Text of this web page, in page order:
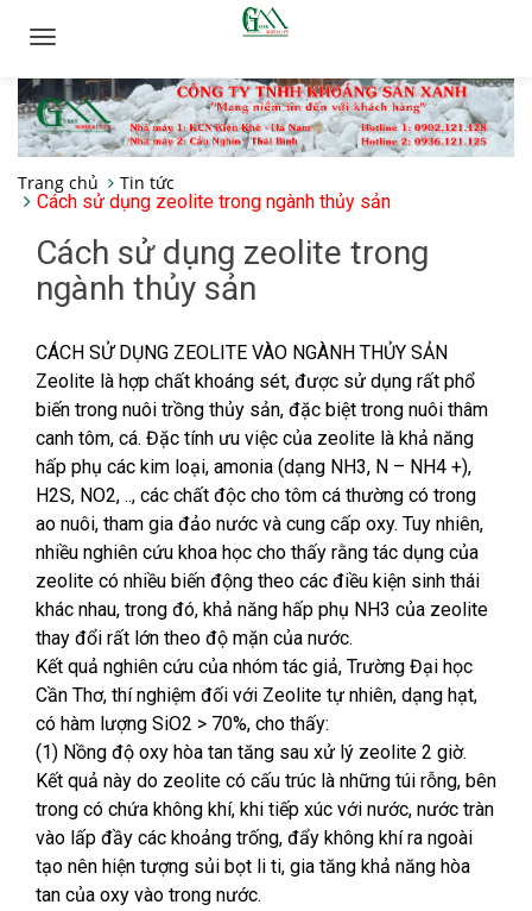
Toggle
Trang chủ
Tin tức
Cách sử dụng zeolite trong ngành thủy sản
Cách sử dụng zeolite trong
ngành thủy sản
CÁCH SỬ DỤNG ZEOLITE VÀO NGÀNH THỦY SẢN
Zeolite là hợp chất khoáng sét, được sử dụng rất phổ
biến trong nuôi trồng thủy sản, đặc biệt trong nuôi thâm
canh tôm, cá. Đặc tính ưu việc của zeolite là khả năng
hấp phụ các kim loại, amonia (dạng NH3, N – NH4 +),
H2S, NO2, .., các chất độc cho tôm cá thường có trong
ao nuôi, tham gia đảo nước và cung cấp oxy. Tuy nhiên,
nhiều nghiên cứu khoa học cho thấy rằng tác dụng của
zeolite có nhiều biến động theo các điều kiện sinh thái
khác nhau, trong đó, khả năng hấp phụ NH3 của zeolite
thay đổi rất lớn theo độ mặn của nước.
Kết quả nghiên cứu của nhóm tác giả, Trường Đại học
Cần Thơ, thí nghiệm đối với Zeolite tự nhiên, dạng hạt,
có hàm lượng SiO2 > 70%, cho thấy:
(1) Nồng độ oxy hòa tan tăng sau xử lý zeolite 2 giờ.
Kết quả này do zeolite có cấu trúc là những túi rỗng, bên
trong có chứa không khí, khi tiếp xúc với nước, nước tràn
vào lấp đầy các khoảng trống, đẩy không khí ra ngoài
tạo nên hiện tượng sủi bọt li ti, gia tăng khả năng hòa
tan của oxy vào trong nước.